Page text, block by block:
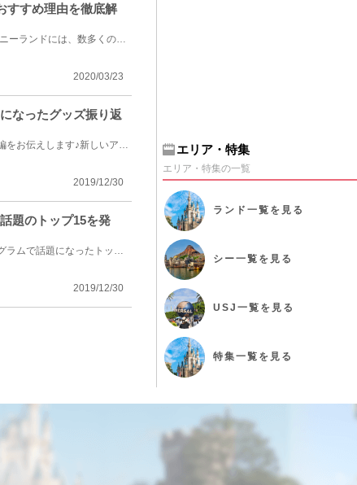
すすめ理由を徹底解
ディズニーランドのレストランランキングTOP5をご紹介します。ディズニーランドには、数多くのレストラ...
2020/03/23
なったグッズ振り返
2019年のディズニーランド＆シーを振り返り！ディズニーリゾート総集編をお伝えします♪新しいアトラクシ...
2019/12/30
題のトップ15を発
ディズニー版キャステルインスタグラム2019年間大賞を発表！インスタグラムで話題になったトップ15記事...
2019/12/30
エリア・特集
エリア・特集の一覧
ランド 一覧を見る
シー一覧を見る
USJ 一覧を見る
特集一覧を見る